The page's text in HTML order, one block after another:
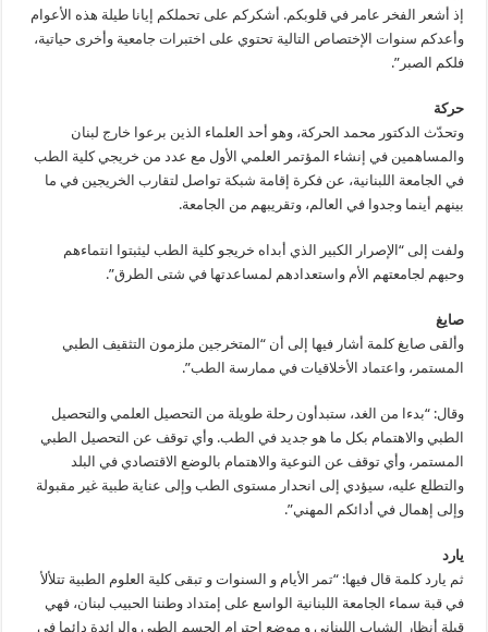
إذ أشعر الفخر عامر في قلوبكم. أشكركم على تحملكم إيانا طيلة هذه الأعوام
وأعدكم سنوات الإختصاص التالية تحتوي على اختبرات جامعية وأخرى حياتية،
فلكم الصبر”.
حركة
وتحدّث الدكتور محمد الحركة، وهو أحد العلماء الذين برعوا خارج لبنان
والمساهمين في إنشاء المؤتمر العلمي الأول مع عدد من خريجي كلية الطب
في الجامعة اللبنانية، عن فكرة إقامة شبكة تواصل لتقارب الخريجين في ما
بينهم أينما وجدوا في العالم، وتقريبهم من الجامعة.
ولفت إلى “الإصرار الكبير الذي أبداه خريجو كلية الطب ليثبتوا انتماءهم
وحبهم لجامعتهم الأم واستعدادهم لمساعدتها في شتى الطرق”.
صايغ
وألقى صايغ كلمة أشار فيها إلى أن “المتخرجين ملزمون التثقيف الطبي
المستمر، واعتماد الأخلاقيات في ممارسة الطب”.
وقال: “بدءا من الغد، ستبدأون رحلة طويلة من التحصيل العلمي والتحصيل
الطبي والاهتمام بكل ما هو جديد في الطب. وأي توقف عن التحصيل الطبي
المستمر، وأي توقف عن النوعية والاهتمام بالوضع الاقتصادي في البلد
والتطلع عليه، سيؤدي إلى انحدار مستوى الطب وإلى عناية طبية غير مقبولة
وإلى إهمال في أدائكم المهني”.
يارد
ثم يارد كلمة قال فيها: “تمر الأيام و السنوات و تبقى كلية العلوم الطبية تتلألأ
في قبة سماء الجامعة اللبنانية الواسع على إمتداد وطننا الحبيب لبنان، فهي
قبلة أنظار الشباب اللبناني و موضع إحترام الجسم الطبي والرائدة دائما في